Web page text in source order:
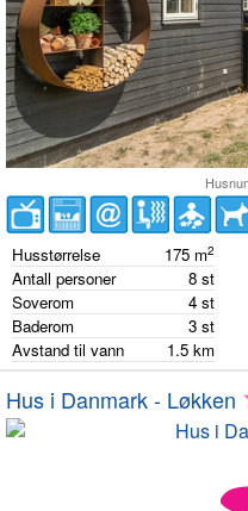
Husstørrelse 175 m2
Antall personer 8 st
Soverom
4 st
Baderom
3 st
Avstand til vann
1.5 km
Hus i Danmark - Løkken